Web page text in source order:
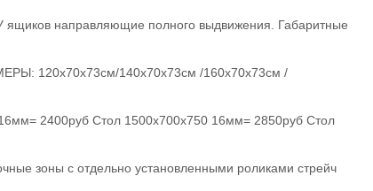
направляющие полного выдвижения. Габаритные
120х70х73см/140х70х73см /160х70х73см /
2400руб Стол 1500х700х750 16мм= 2850руб Стол
зоны с отдельно установленными роликами стрейч